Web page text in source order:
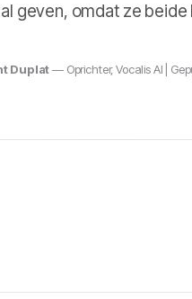
geven, omdat ze
Duplat— Oprichter, Vocalis AI |